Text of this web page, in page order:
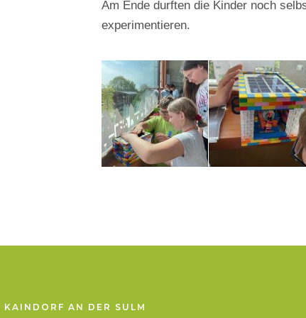
Am Ende durften die Kinder noch
experimentieren.
KAINDORF AN DER SULM